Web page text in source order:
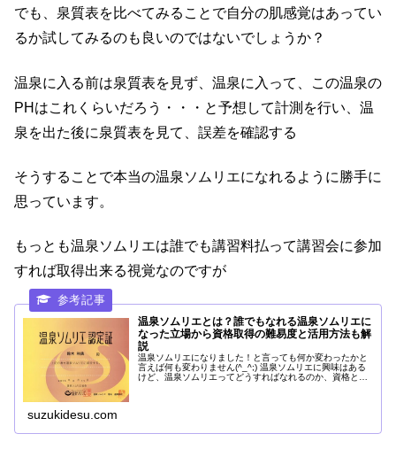
でも、泉質表を比べてみることで自分の肌感覚はあってい
るか試してみるのも良いのではないでしょうか？
温泉に入る前は泉質表を見ず、温泉に入って、この温泉の
PHはこれくらいだろう・・・と予想して計測を行い、温
泉を出た後に泉質表を見て、誤差を確認する
そうすることで本当の温泉ソムリエになれるように勝手に
思っています。
もっとも温泉ソムリエは誰でも講習料払って講習会に参加
すれば取得出来る視覚なのですが
温泉ソムリエとは？誰でもなれる温泉ソムリエに
なった立場から資格取得の難易度と活用方法も解
説
温泉ソムリエになりました！と言っても何か変わったかと
言えば何も変わりません(^_^;) 温泉ソムリエに興味はある
けど、温泉ソムリエってどうすればなれるのか、資格とし
suzukidesu.com